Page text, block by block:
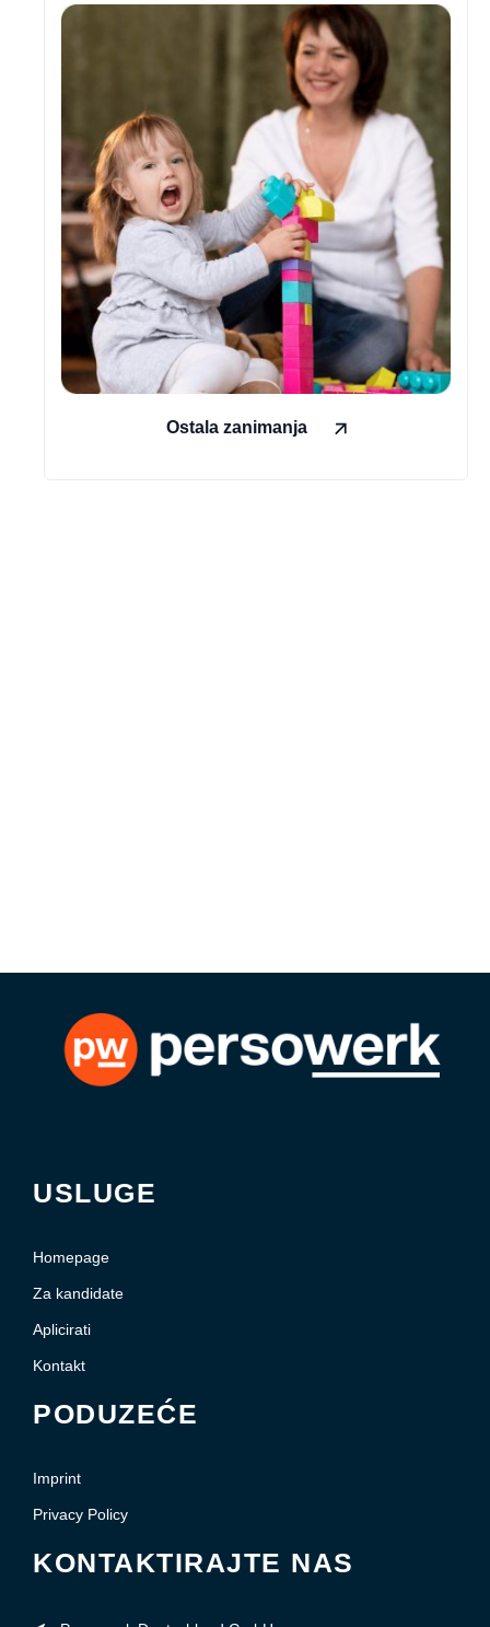
Ostala zanimanja
USLUGE
Homepage
Za kandidate
Aplicirati
Kontakt
PODUZEĆE
Imprint
Privacy Policy
KONTAKTIRAJTE NAS